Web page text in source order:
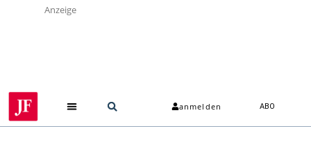
Anzeige
anmelden ABO